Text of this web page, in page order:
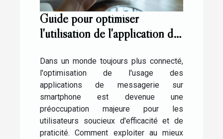
Guide pour optimiser
l'utilisation de l'application de
Dans un monde toujours plus connecté,
l'optimisation de l'usage des
applications de messagerie sur
smartphone est devenue une
préoccupation majeure pour les
utilisateurs soucieux d'efficacité et de
praticité. Comment exploiter au mieux